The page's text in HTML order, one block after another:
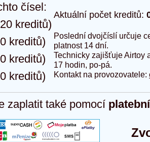
čísel:
kreditů)
kreditů)
kreditů)
kreditů)
Aktuální počet kreditů:
Poslední dvojčíslí určuje
platnost 14 dní.
Technicky zajišťuje Airtoy
17 hodin, po-pá.
Kontakt na provozovatele:
zaplatit také pomocí